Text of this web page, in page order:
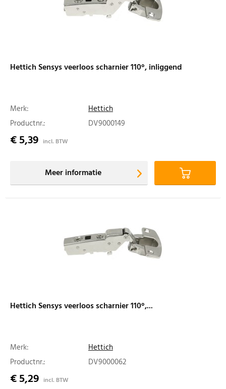
Hettich Sensys veerloos scharnier 110°, inliggend
Merk:
Hettich
Productnr.:
DV9000149
€ 5,39 incl. BTW
Meer informatie
Hettich Sensys veerloos scharnier 110°,...
Merk:
Hettich
Productnr.:
DV9000062
€ 5,29 incl. BTW